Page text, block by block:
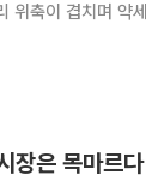
겹치며 약세 압력
더리움은 2
장은 목마르다